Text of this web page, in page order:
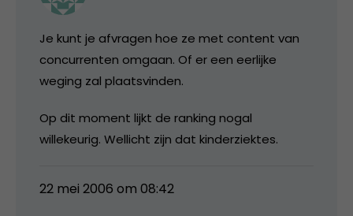
Je kunt je afvragen hoe ze met content van
concurrenten omgaan. Of er een eerlijke
weging zal plaatsvinden.
Op dit moment lijkt de ranking nogal
willekeurig. Wellicht zijn dat kinderziektes.
22 mei 2006 om 08:42